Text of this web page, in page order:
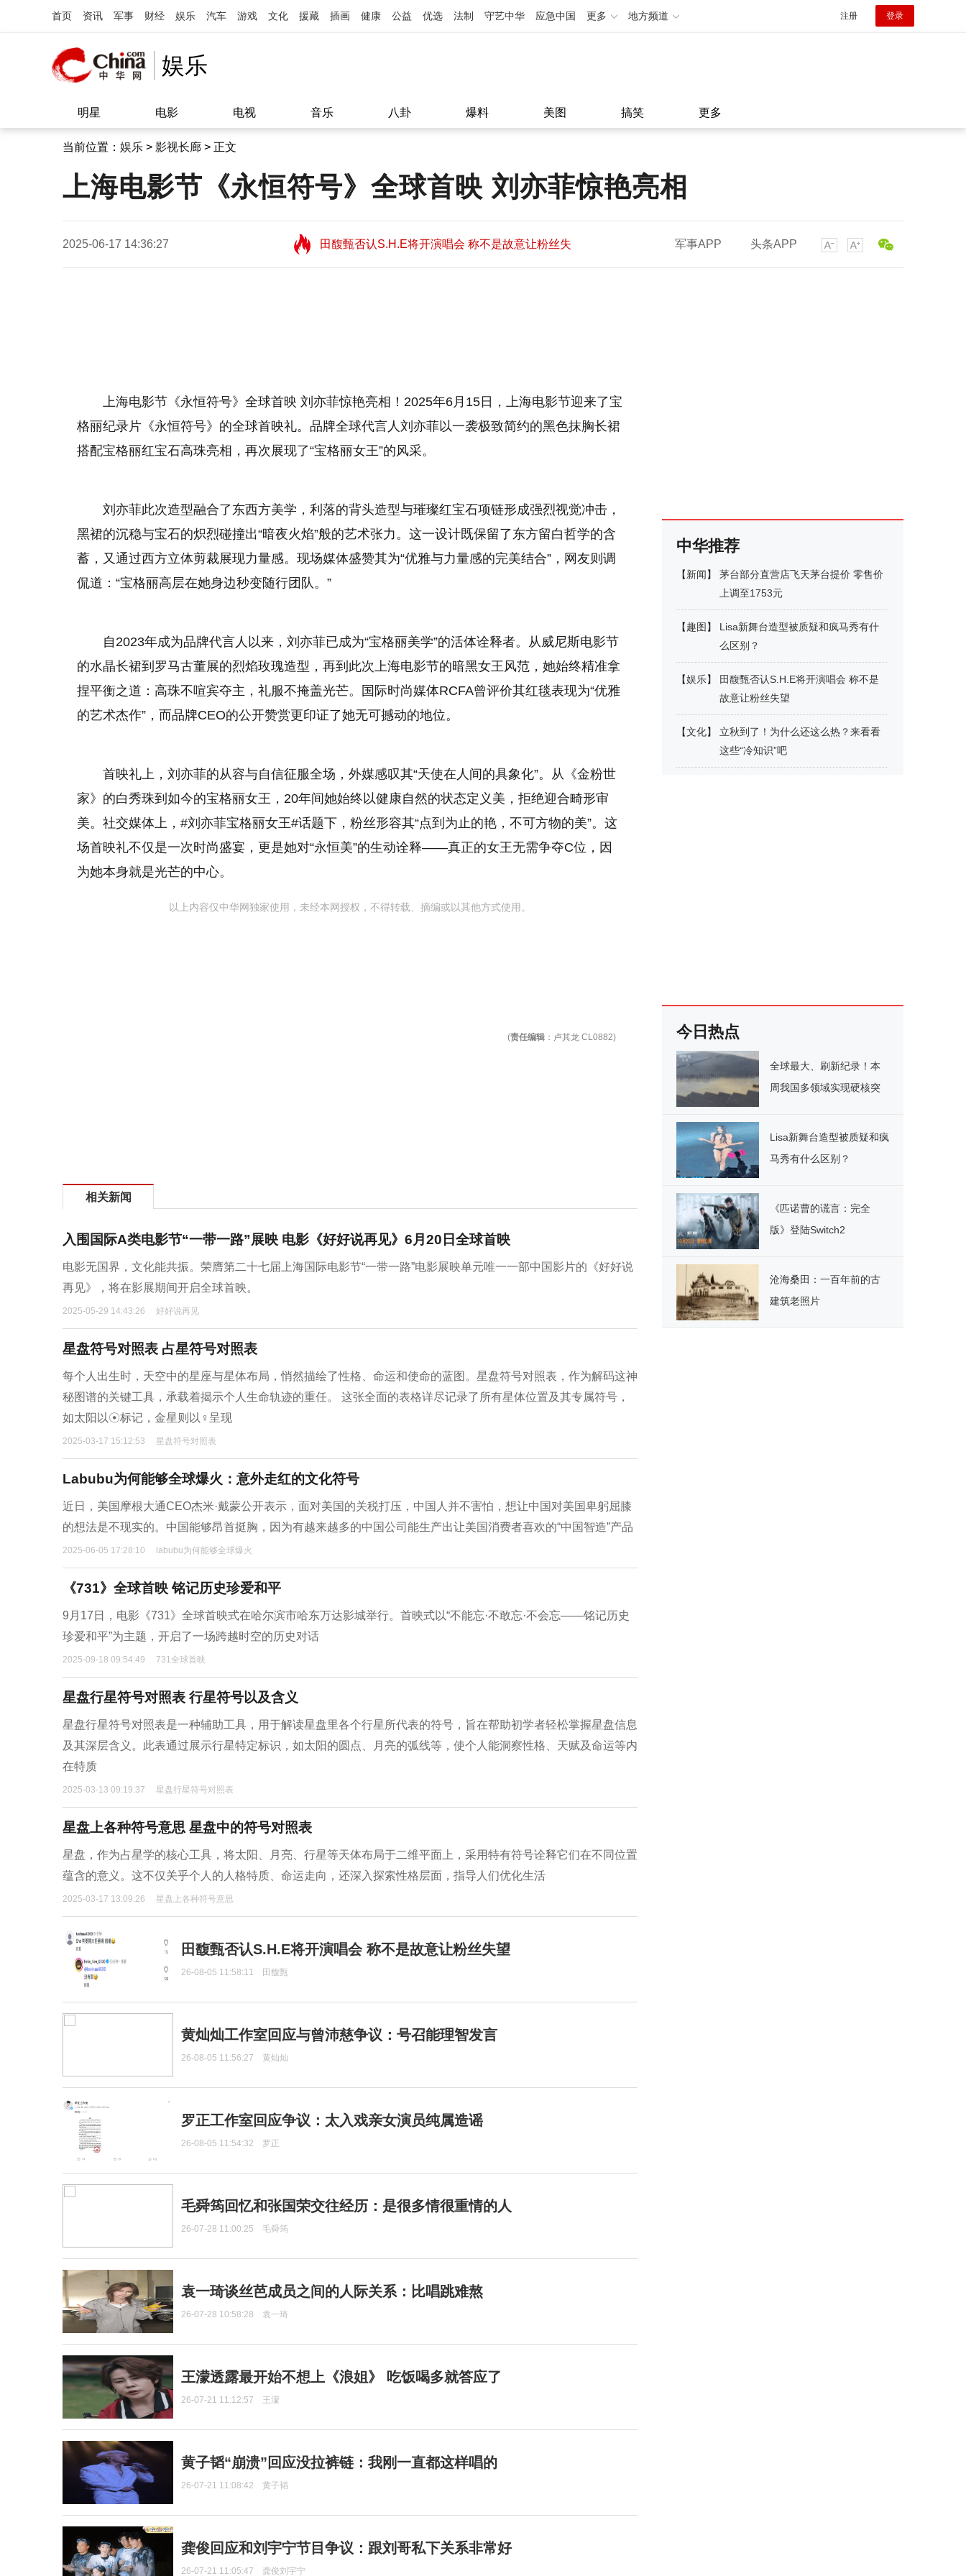
首页 资讯 军事 财经 娱乐 汽车 游戏 文化 援藏 插画 健康 公益 优选 法制 守艺中华 应急中国 更多 地方频道 注册 登录
娱乐
明星 电影 电视 音乐 八卦 爆料 美图 搞笑 更多
当前位置： 娱乐 > 影视长廊 > 正文
上海电影节《永恒符号》全球首映 刘亦菲惊艳亮相
2025-06-17 14:36:27
田馥甄否认S.H.E将开演唱会 称不是故意让粉丝失
望11:08
田馥甄否认S.H.E将开演唱会 称不是故意让粉丝失
望11:08
军事APP 头条APP
上海电影节《永恒符号》全球首映 刘亦菲惊艳亮相！2025年6月15日，上海电影节迎来了宝
格丽纪录片《永恒符号》的全球首映礼。品牌全球代言人刘亦菲以一袭极致简约的黑色抹胸长裙
搭配宝格丽红宝石高珠亮相，再次展现了“宝格丽女王”的风采。
刘亦菲此次造型融合了东西方美学，利落的背头造型与璀璨红宝石项链形成强烈视觉冲击，
黑裙的沉稳与宝石的炽烈碰撞出“暗夜火焰”般的艺术张力。这一设计既保留了东方留白哲学的含
蓄，又通过西方立体剪裁展现力量感。现场媒体盛赞其为“优雅与力量感的完美结合”，网友则调
侃道：“宝格丽高层在她身边秒变随行团队。”
自2023年成为品牌代言人以来，刘亦菲已成为“宝格丽美学”的活体诠释者。从威尼斯电影节
的水晶长裙到罗马古董展的烈焰玫瑰造型，再到此次上海电影节的暗黑女王风范，她始终精准拿
捏平衡之道：高珠不喧宾夺主，礼服不掩盖光芒。国际时尚媒体RCFA曾评价其红毯表现为“优雅
的艺术杰作”，而品牌CEO的公开赞赏更印证了她无可撼动的地位。
首映礼上，刘亦菲的从容与自信征服全场，外媒感叹其“天使在人间的具象化”。从《金粉世
家》的白秀珠到如今的宝格丽女王，20年间她始终以健康自然的状态定义美，拒绝迎合畸形审
美。社交媒体上，#刘亦菲宝格丽女王#话题下，粉丝形容其“点到为止的艳，不可方物的美”。这
场首映礼不仅是一次时尚盛宴，更是她对“永恒美”的生动诠释——真正的女王无需争夺C位，因
为她本身就是光芒的中心。
以上内容仅中华网独家使用，未经本网授权，不得转载、摘编或以其他方式使用。
(责任编辑 ：卢其龙 CL0882)
相关新闻
入围国际A类电影节“一带一路”展映 电影《好好说再见》6月20日全球首映
电影无国界，文化能共振。荣膺第二十七届上海国际电影节“一带一路”电影展映单元唯一一部中国影片的《好好说
再见》，将在影展期间开启全球首映。
2025-05-29 14:43:26 好好说再见
星盘符号对照表 占星符号对照表
每个人出生时，天空中的星座与星体布局，悄然描绘了性格、命运和使命的蓝图。星盘符号对照表，作为解码这神
秘图谱的关键工具，承载着揭示个人生命轨迹的重任。 这张全面的表格详尽记录了所有星体位置及其专属符号，
如太阳以☉标记，金星则以♀呈现
2025-03-17 15:12:53 星盘符号对照表
Labubu为何能够全球爆火：意外走红的文化符号
近日，美国摩根大通CEO杰米·戴蒙公开表示，面对美国的关税打压，中国人并不害怕，想让中国对美国卑躬屈膝
的想法是不现实的。中国能够昂首挺胸，因为有越来越多的中国公司能生产出让美国消费者喜欢的“中国智造”产品
2025-06-05 17:28:10 labubu为何能够全球爆火
《731》全球首映 铭记历史珍爱和平
9月17日，电影《731》全球首映式在哈尔滨市哈东万达影城举行。首映式以“不能忘·不敢忘·不会忘——铭记历史
珍爱和平”为主题，开启了一场跨越时空的历史对话
2025-09-18 09:54:49 731全球首映
星盘行星符号对照表 行星符号以及含义
星盘行星符号对照表是一种辅助工具，用于解读星盘里各个行星所代表的符号，旨在帮助初学者轻松掌握星盘信息
及其深层含义。此表通过展示行星特定标识，如太阳的圆点、月亮的弧线等，使个人能洞察性格、天赋及命运等内
在特质
2025-03-13 09:19:37 星盘行星符号对照表
星盘上各种符号意思 星盘中的符号对照表
星盘，作为占星学的核心工具，将太阳、月亮、行星等天体布局于二维平面上，采用特有符号诠释它们在不同位置
蕴含的意义。这不仅关乎个人的人格特质、命运走向，还深入探索性格层面，指导人们优化生活
2025-03-17 13:09:26 星盘上各种符号意思
田馥甄否认S.H.E将开演唱会 称不是故意让粉丝失望
26-08-05 11:58:11 田馥甄
黄灿灿工作室回应与曾沛慈争议：号召能理智发言
26-08-05 11:56:27 黄灿灿
罗正工作室回应争议：太入戏亲女演员纯属造谣
26-08-05 11:54:32 罗正
毛舜筠回忆和张国荣交往经历：是很多情很重情的人
26-07-28 11:00:25 毛舜筠
袁一琦谈丝芭成员之间的人际关系：比唱跳难熬
26-07-28 10:58:28 袁一琦
王濛透露最开始不想上《浪姐》 吃饭喝多就答应了
26-07-21 11:12:57 王濛
黄子韬“崩溃”回应没拉裤链：我刚一直都这样唱的
26-07-21 11:08:42 黄子韬
龚俊回应和刘宇宁节目争议：跟刘哥私下关系非常好
26-07-21 11:05:47 龚俊刘宇宁
中华推荐
【新闻】
茅台部分直营店飞天茅台提价 零售价
上调至1753元
【趣图 】
Lisa新舞台造型被质疑和疯马秀有什
么区别？
【娱乐】
田馥甄否认S.H.E将开演唱会 称不是
故意让粉丝失望
【文化】
立秋到了！为什么还这么热？来看看
这些“冷知识”吧
今日热点
全球最大、刷新纪录！本
周我国多领域实现硬核突
Lisa新舞台造型被质疑和疯
马秀有什么区别？
《匹诺曹的谎言：完全
版》登陆Switch2
沧海桑田：一百年前的古
建筑老照片